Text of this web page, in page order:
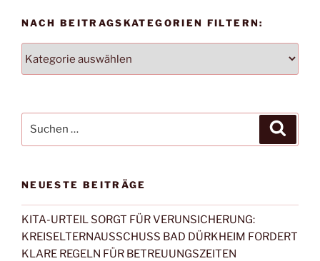
NACH BEITRAGSKATEGORIEN FILTERN:
BEITRAGSKATEGORIEN
nach:
NEUESTE BEITRÄGE
KITA-URTEIL SORGT FÜR VERUNSICHERUNG:
KREISELTERNAUSSCHUSS BAD DÜRKHEIM FORDERT
KLARE REGELN FÜR BETREUUNGSZEITEN